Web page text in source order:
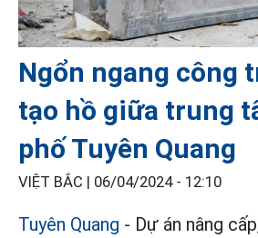
Ngổn ngang công
tạo hồ giữa trung
phố Tuyên Quang
VIỆT BẮC | 06/04/2024 - 12:10
Tuyên Quang - Dự án nâng